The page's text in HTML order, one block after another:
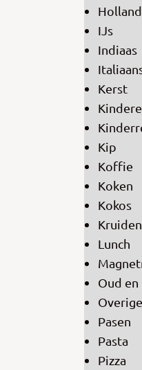
IJs
Indiaas
Kerst
Kip
Koffie
Koken
Kokos
Kruiden
Lunch
Oud
Overige
Pasen
Pasta
Pizza